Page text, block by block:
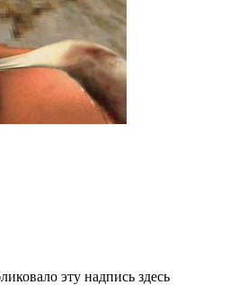
эту надпись здесь